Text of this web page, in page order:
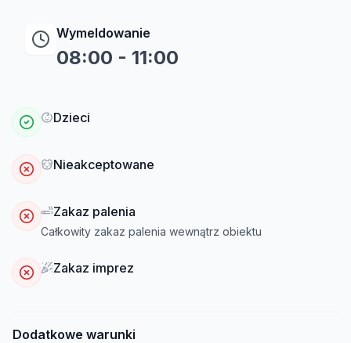
Wymeldowanie
08:00 - 11:00
Dzieci
Nieakceptowane
Zakaz palenia
Całkowity zakaz palenia wewnątrz obiektu
Zakaz imprez
Dodatkowe warunki